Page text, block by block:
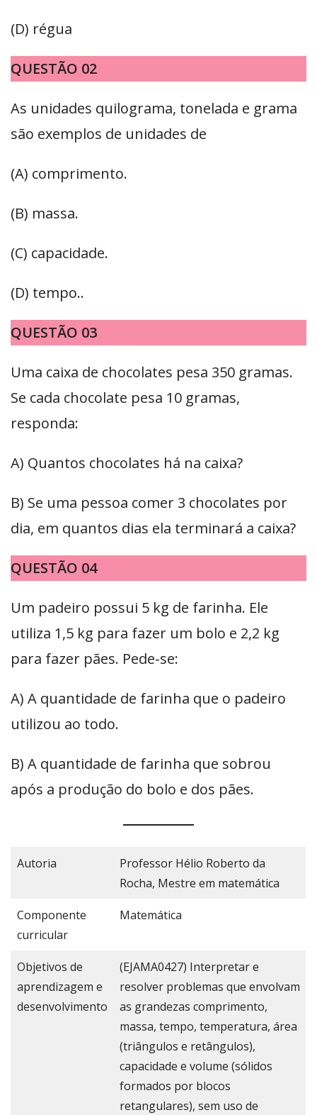
(D) régua
QUESTÃO 02
As unidades quilograma, tonelada e grama
são exemplos de unidades de
(A) comprimento.
(B) massa.
(C) capacidade.
(D) tempo..
QUESTÃO 03
Uma caixa de chocolates pesa 350 gramas.
Se cada chocolate pesa 10 gramas,
responda:
A) Quantos chocolates há na caixa?
B) Se uma pessoa comer 3 chocolates por
dia, em quantos dias ela terminará a caixa?
QUESTÃO 04
Um padeiro possui 5 kg de farinha. Ele
utiliza 1,5 kg para fazer um bolo e 2,2 kg
para fazer pães. Pede-se:
A) A quantidade de farinha que o padeiro
utilizou ao todo.
B) A quantidade de farinha que sobrou
após a produção do bolo e dos pães.
Autoria
Professor Hélio Roberto da
Rocha, Mestre em matemática
Componente
curricular
Matemática
Objetivos de
aprendizagem e
desenvolvimento
(EJAMA0427) Interpretar e
resolver problemas que envolvam
as grandezas comprimento,
massa, tempo, temperatura, área
(triângulos e retângulos),
capacidade e volume (sólidos
formados por blocos
retangulares), sem uso de